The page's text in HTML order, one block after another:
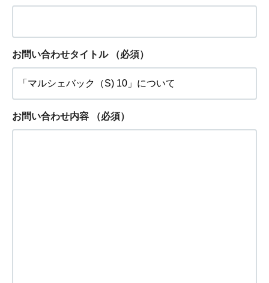
お問い合わせタイトル （必須）
お問い合わせ内容 （必須）